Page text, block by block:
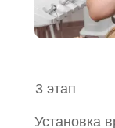
Установка
3 этап